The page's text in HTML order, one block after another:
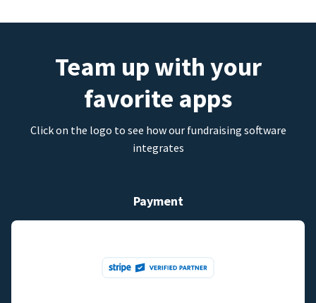
Team up with your
favorite apps
Click on the logo to see how our fundraising software
integrates
Payment